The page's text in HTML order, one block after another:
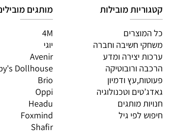
מובילות
חשיבה וחברה
יצירה ומדע
ורובוטיקה
ודמיון
מותגים מובילים
Avenir
Gabby's Dollhouse